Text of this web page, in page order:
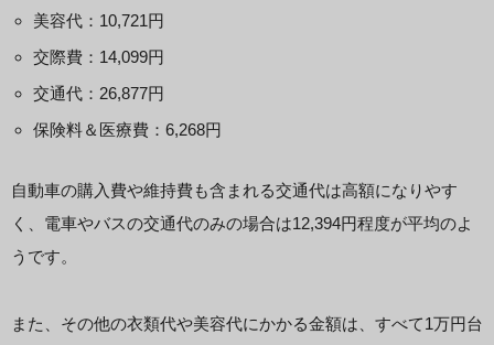
美容代：10,721円
交際費：14,099円
交通代：26,877円
保険料＆医療費：6,268円
自動車の購入費や維持費も含まれる交通代は高額になりやす
く、電車やバスの交通代のみの場合は12,394円程度が平均のよ
うです。
また、その他の衣類代や美容代にかかる金額は、すべて1万円台